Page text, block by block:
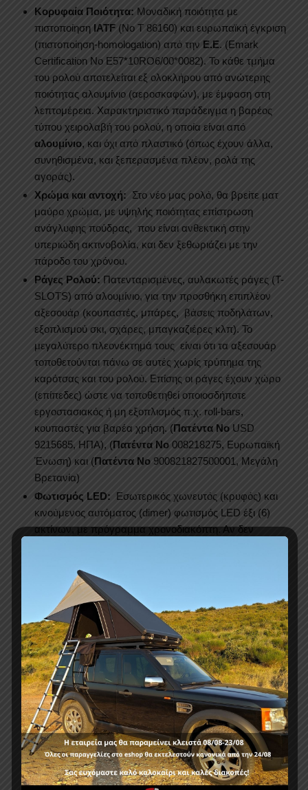
Κορυφαία Ποιότητα: Μοναδική ποιότητα με
πιστοποίηση IATF (Νο Τ 86160) και ευρωπαϊκή έγκριση
(πιστοποίηση-homologation) από την E.E. (Emark
Certification No E57*10RO6/00*0082). Το κάθε τμήμα
του ρολού αποτελείται εξ ολοκλήρου από ανώτερης
ποιότητας αλουμίνιο (αεροσκαφών), με έμφαση στη
λεπτομέρεια. Χαρακτηριστικό παράδειγμα η βαρέος
τύπου χειρολαβή του ρολού, η οποία είναι από
αλουμίνιο, και όχι από πλαστικό (όπως έχουν άλλα,
συνηθισμένα, και ξεπερασμένα πλέον, ρολά της
αγοράς).
Χρώμα και αντοχή: Στο νέο μας ρολό, θα βρείτε ματ
μαύρο χρώμα, με υψηλής ποιότητας επίστρωση
ανάγλυφης πούδρας, που είναι ανθεκτική στην
υπεριώδη ακτινοβολία, και δεν ξεθωριάζει με την
πάροδο του χρόνου.
Ράγες Ρολού: Πατενταρισμένες, αυλακωτές ράγες (T-
SLOTS) από αλουμίνιο, για την προσθήκη επιπλέον
αξεσουάρ (κουπαστές, μπάρες, βάσεις ποδηλάτων,
εξοπλισμού σκι, σχάρες, μπαγκαζιέρες κλπ). Το
μεγαλύτερο πλεονέκτημά τους είναι ότι τα αξεσουάρ
τοποθετούνται πάνω σε αυτές χωρίς τρύπημα της
καρότσας και του ρολού. Επίσης οι ράγες έχουν χώρο
(επίπεδες) ώστε να τοποθετηθεί οποιοσδήποτε
εργοστασιακός ή μη εξοπλισμός π.χ. roll-bars,
κουπαστές για βαρέα χρήση. (Πατέντα Νο USD
9215685, ΗΠΑ), (Πατέντα Νο 008218275, Ευρωπαϊκή
Ένωση) και (Πατέντα Νο 900821827500001, Mεγάλη
Βρετανία)
Φωτισμός LED: Εσωτερικός χωνευτός (κρυφός) και
κινούμενος αυτόματος (dimer) φωτισμός LED έξι (6)
ακτίνων, με πρόγραμμα χρονοδιακόπτη. Αν δεν
Στεγανοποίηση:Απόλυτη προστασία με εξαπλό
σύστημα εκκένωσης, αριθμό αξιολόγησης-
στεγανότητας (ΙP 67-Water Proof Test-Report), τέσσερα
(4) κανάλια υδρορροών, δύο (2 ) εμπρός και δύο (2)
πίσω, για προστασία από το νερό. Επίσης το ρολό μας
διαθέτει ενσωματωμένα αδιάβροχα λάστιχα στις
πλαϊνές ράγες και, ευτυχώς, δε χρειάζεται για την
τοποθέτησή του να χρησιμοποιηθούν συγκολλητικές
ουσίες (σιλικόνη, παρμπριζόκολλα κλπ), που με το
πέρασμα του χρόνου καταστρέφουν το όχημα
(αφήνουν σημάδια, μπαίνουν νερά κλπ).
Σύστημα κλειδώματος:Κλειδαριά ασφαλείας με
κάλυμμα από πάνω, για προστασία σε όλες τις